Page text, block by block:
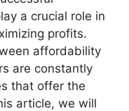
a crucial role in
profits.
affordability
are constantly
that offer the
article, we will